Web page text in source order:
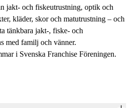
jakt- och fiskeutrustning, optik och
kläder, skor och matutrustning – och
tänkbara jakt-, fiske- och
med familj och vänner.
i Svenska Franchise Föreningen.